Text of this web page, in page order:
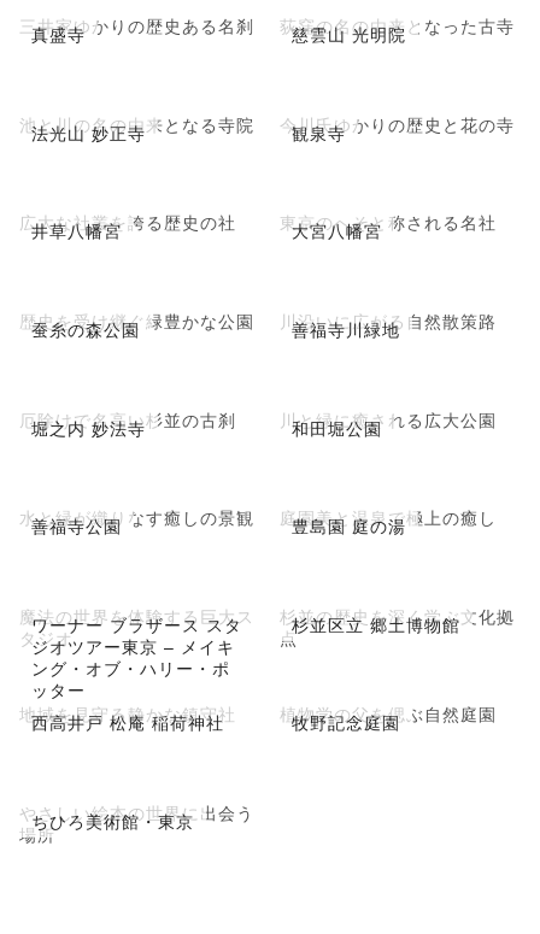
真盛寺
三井家ゆかりの歴史ある名刹 慈雲山 光明院
荻窪の名の由来となった古寺
法光山 妙正寺
池と川の名の由来となる寺院 観泉寺
今川氏ゆかりの歴史と花の寺
井草八幡宮
広大な社叢を誇る歴史の社 大宮八幡宮
東京のへそと称される名社
蚕糸の森公園
歴史を受け継ぐ緑豊かな公園 善福寺川緑地
川沿いに広がる自然散策路
堀之内 妙法寺
厄除けで名高い杉並の古刹 和田堀公園
川と緑に癒される広大公園
善福寺公園
水と緑が織りなす癒しの景観 豊島園 庭の湯
庭園美と温泉で極上の癒し
ワーナー ブラザース スタ
ジオツアー東京 – メイキ
ング・オブ・ハリー・ポ
ッター
魔法の世界を体験する巨大ス
タジオ
杉並区立 郷土博物館
杉並の歴史を深く学ぶ文化拠
点
西高井戸 松庵 稲荷神社
地域を見守る静かな鎮守社 牧野記念庭園
植物学の父を偲ぶ自然庭園
ちひろ美術館・東京
やさしい絵本の世界に出会う
場所